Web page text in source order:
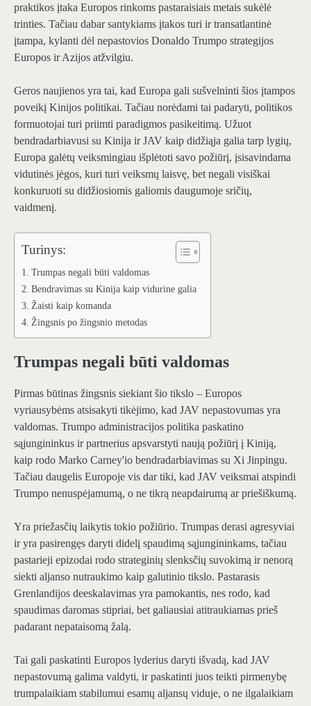
praktikos įtaka Europos rinkoms pastaraisiais metais sukėlė
trinties. Tačiau dabar santykiams įtakos turi ir transatlantinė
įtampa, kylanti dėl nepastovios Donaldo Trumpo strategijos
Europos ir Azijos atžvilgiu.
Geros naujienos yra tai, kad Europa gali sušvelninti šios įtampos
poveikį Kinijos politikai. Tačiau norėdami tai padaryti, politikos
formuotojai turi priimti paradigmos pasikeitimą. Užuot
bendradarbiavusi su Kinija ir JAV kaip didžiąja galia tarp lygių,
Europa galėtų veiksmingiau išplėtoti savo požiūrį, įsisavindama
vidutinės jėgos, kuri turi veiksmų laisvę, bet negali visiškai
konkuruoti su didžiosiomis galiomis daugumoje sričių,
vaidmenį.
Turinys:
Trumpas negali būti valdomas
Bendravimas su Kinija kaip vidurine galia
Žaisti kaip komanda
Žingsnis po žingsnio metodas
Trumpas negali būti valdomas
Pirmas būtinas žingsnis siekiant šio tikslo – Europos
vyriausybėms atsisakyti tikėjimo, kad JAV nepastovumas yra
valdomas. Trumpo administracijos politika paskatino
sąjungininkus ir partnerius apsvarstyti naują požiūrį į Kiniją,
kaip rodo Marko Carney'io bendradarbiavimas su Xi Jinpingu.
Tačiau daugelis Europoje vis dar tiki, kad JAV veiksmai atspindi
Trumpo nenuspėjamumą, o ne tikrą neapdairumą ar priešiškumą.
Yra priežasčių laikytis tokio požiūrio. Trumpas derasi agresyviai
ir yra pasirengęs daryti didelį spaudimą sąjungininkams, tačiau
pastarieji epizodai rodo strateginių slenksčių suvokimą ir nenorą
siekti aljanso nutraukimo kaip galutinio tikslo. Pastarasis
Grenlandijos deeskalavimas yra pamokantis, nes rodo, kad
spaudimas daromas stipriai, bet galiausiai atitraukiamas prieš
padarant nepataisomą žalą.
Tai gali paskatinti Europos lyderius daryti išvadą, kad JAV
nepastovumą galima valdyti, ir paskatinti juos teikti pirmenybę
trumpalaikiam stabilumui esamų aljansų viduje, o ne ilgalaikiam